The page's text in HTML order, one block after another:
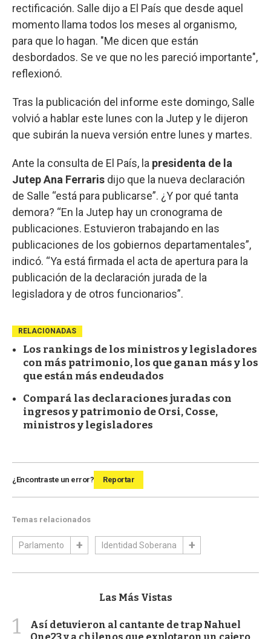
rectificación. Salle dijo a El País que desde aquel
momento llama todos los meses al organismo,
para que lo hagan. "Me dicen que están
desbordados. Se ve que no les pareció importante",
reflexionó.
Tras la publicación del informe este domingo, Salle
volvió a hablar este lunes con la Jutep y le dijeron
que subirán la nueva versión entre lunes y martes.
Ante la consulta de El País, la presidenta de la
Jutep Ana Ferraris dijo que la nueva declaración
de Salle “está para publicarse”. ¿Y por qué tanta
demora? “En la Jutep hay un cronograma de
publicaciones. Estuvieron trabajando en las
publicaciones de los gobiernos departamentales”,
indicó. “Ya está firmada el acta de apertura para la
publicación de la declaración jurada de la
legisladora y de otros funcionarios”.
RELACIONADAS
Los rankings de los ministros y legisladores
con más patrimonio, los que ganan más y los
que están más endeudados
Compará las declaraciones juradas con
ingresos y patrimonio de Orsi, Cosse,
ministros y legisladores
¿Encontraste un error? Reportar
Temas relacionados
Parlamento Identidad Soberana
Las Más Vistas
1
Así detuvieron al cantante de trap Nahuel